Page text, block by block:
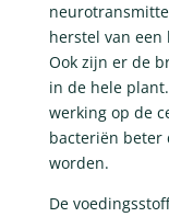
herstel van een
Ook zijn er de
in de hele
werking op de
bacteriën beter
worden.
De